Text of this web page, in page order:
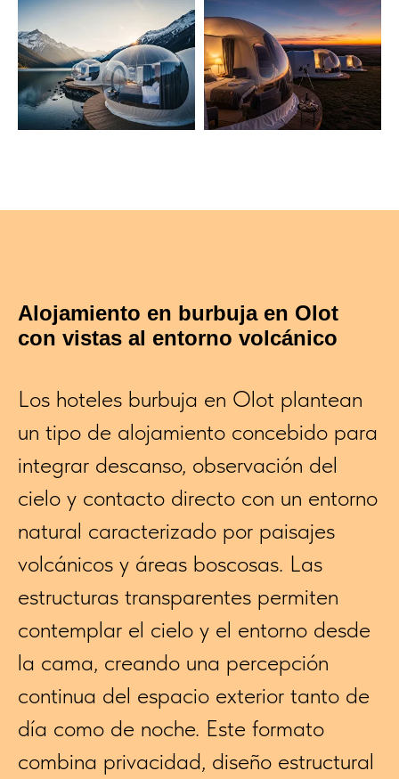
Alojamiento en burbuja en Olot
con vistas al entorno volcánico
Los hoteles burbuja en Olot plantean
un tipo de alojamiento concebido para
integrar descanso, observación del
cielo y contacto directo con un entorno
natural caracterizado por paisajes
volcánicos y áreas boscosas. Las
estructuras transparentes permiten
contemplar el cielo y el entorno desde
la cama, creando una percepción
continua del espacio exterior tanto de
día como de noche. Este formato
combina privacidad, diseño estructural